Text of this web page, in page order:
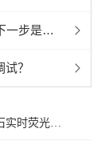
是什么
？
时荧光定量PCR